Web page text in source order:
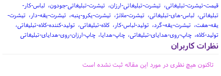
قیمت-تیشرت-تبلیغاتی
تیشرت-تبلیغاتی-ارزان تیشرت-تبلیغاتی-جودون لباس-کار-
تبلیغاتی
لباس-های-تبلیغاتی تیشرت-ملانژ تیشرت-یکرو-پنبه تیشرت-یقه-دار
تیشرت-
یقه-هفت
تیشرت-یقه-گرد تولید-لباس-کار کلاه-تبلیغاتی
تولید-کننده-کلاه-تبلیغاتی
تولید-کلاه چاپ-روی-هدایای-تبلیغاتی چاپ-هدایا چاپ-ارزان-روی-هدایای-تبلیغاتی
نظرات کاربران
تاکنون هیچ نظری در مورد این مقاله ثبت نشده است